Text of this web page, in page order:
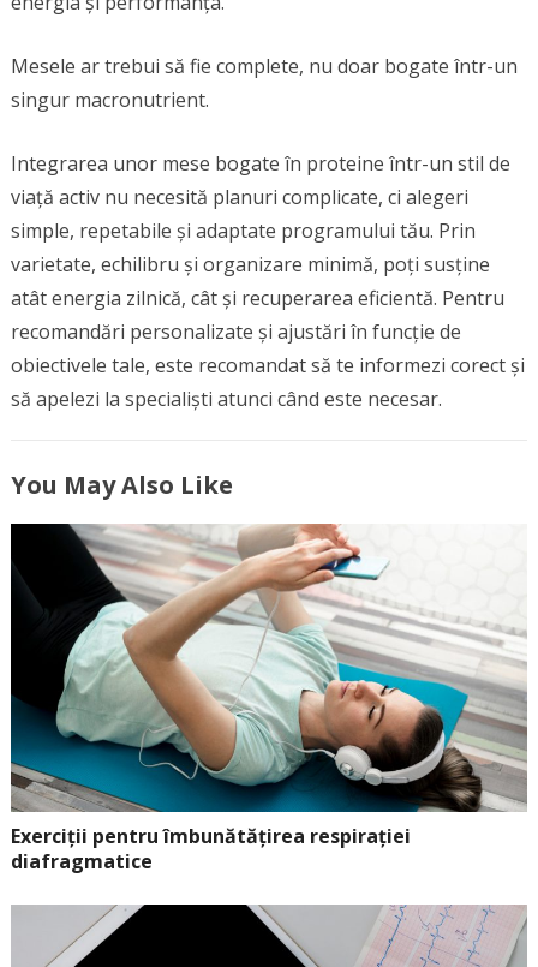
Mesele ar trebui să fie complete, nu doar bogate într-un
singur macronutrient.
Integrarea unor mese bogate în proteine într-un stil de
viață activ nu necesită planuri complicate, ci alegeri
simple, repetabile și adaptate programului tău. Prin
varietate, echilibru și organizare minimă, poți susține
atât energia zilnică, cât și recuperarea eficientă. Pentru
recomandări personalizate și ajustări în funcție de
obiectivele tale, este recomandat să te informezi corect și
să apelezi la specialiști atunci când este necesar.
You May Also Like
Exerciții pentru îmbunătățirea respirației
diafragmatice